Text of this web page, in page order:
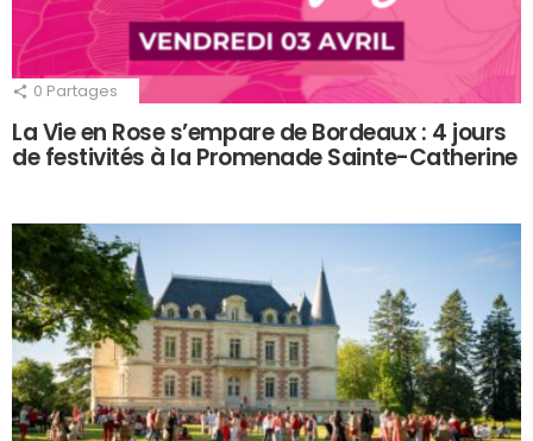
0 Partages
La Vie en Rose s’empare de Bordeaux : 4 jours
de festivités à la Promenade Sainte-Catherine